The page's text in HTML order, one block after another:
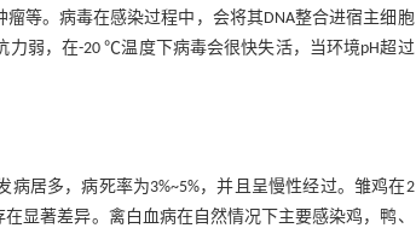
等。病毒在感染过程中，会将其DNA整合进宿主细胞
弱，在-20 ℃温度下病毒会很快失活，当环境pH超过
居多，病死率为3%~5%，并且呈慢性经过。雏鸡在2
显著差异。禽白血病在自然情况下主要感染鸡，鸭、